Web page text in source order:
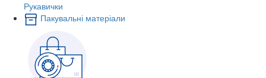
Рукавички
Пакувальні матеріали